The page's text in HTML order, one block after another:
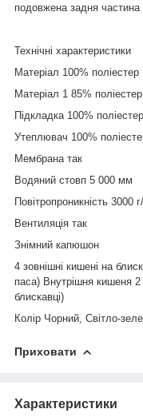
подовжена задня частина
Технічні характеристики
Матеріал 100% поліестер
Матеріал 1 85%
Підкладка 100% поліестер
Утеплювач 100%
Мембрана так
Водяний стовп 5 000 мм
Повітропроникність 3000
Вентиляція так
Знімний капюшон
4 зовнішні кишені на
паса) Внутрішня кишеня
блискавці)
Колір Чорний, Світло-
Приховати
Характеристики